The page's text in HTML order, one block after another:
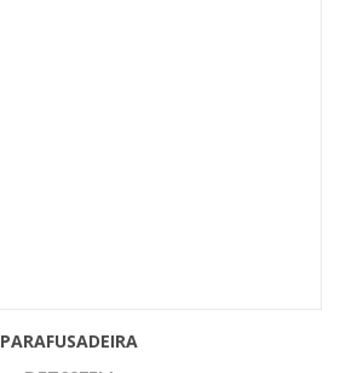
PARAFUSADEIRA